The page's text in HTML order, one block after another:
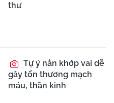
thư
Tự ý nắn khớp vai dễ
gây tổn thương mạch
máu, thần kinh